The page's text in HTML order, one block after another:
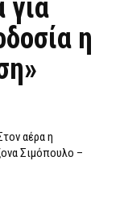
για
η
αέρα η
Σιμόπουλο –